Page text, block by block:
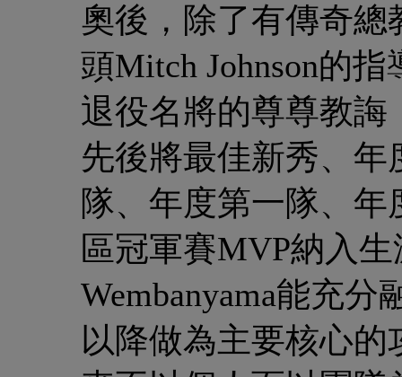
奧後，除了有傳奇總
頭Mitch Johnson的
退役名將的尊尊教誨
先後將最佳新秀、
隊、年度第一隊、
區冠軍賽MVP納入
Wembanyama能充分
以降做為主要核心